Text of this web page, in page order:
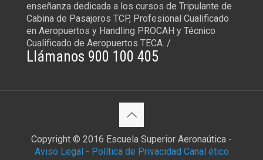
enseñanza dedicada a los cursos de Tripulante de
Cabina de Pasajeros TCP, Profesional Cualificado
en Aeropuertos y Handling PROCAH y Técnico
Cualificado de Aeropuertos TECA. /
Llámanos 900 100 405
Copyright © 2016 Escuela Superior Aeronaútica -
Aviso Legal - Política de Privacidad Canal ético